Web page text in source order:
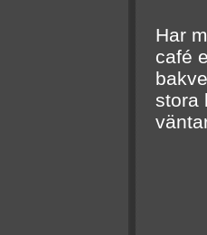
Har
café
stora